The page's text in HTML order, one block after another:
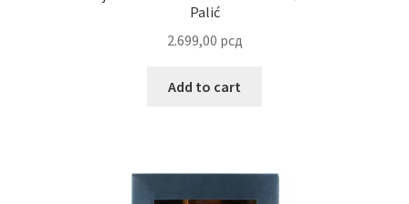
Palić
2.699,00 рсд
Add to cart